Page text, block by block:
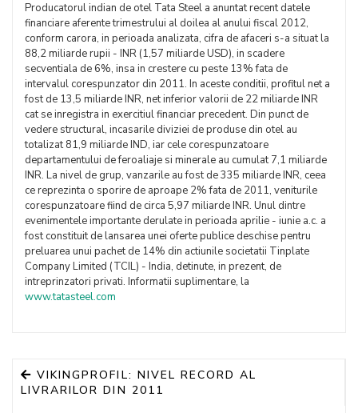
Producatorul indian de otel Tata Steel a anuntat recent datele
financiare aferente trimestrului al doilea al anului fiscal 2012,
conform carora, in perioada analizata, cifra de afaceri s-a situat la
88,2 miliarde rupii - INR (1,57 miliarde USD), in scadere
secventiala de 6%, insa in crestere cu peste 13% fata de
intervalul corespunzator din 2011. In aceste conditii, profitul net a
fost de 13,5 miliarde INR, net inferior valorii de 22 miliarde INR
cat se inregistra in exercitiul financiar precedent. Din punct de
vedere structural, incasarile diviziei de produse din otel au
totalizat 81,9 miliarde IND, iar cele corespunzatoare
departamentului de feroaliaje si minerale au cumulat 7,1 miliarde
INR. La nivel de grup, vanzarile au fost de 335 miliarde INR, ceea
ce reprezinta o sporire de aproape 2% fata de 2011, veniturile
corespunzatoare fiind de circa 5,97 miliarde INR. Unul dintre
evenimentele importante derulate in perioada aprilie - iunie a.c. a
fost constituit de lansarea unei oferte publice deschise pentru
preluarea unui pachet de 14% din actiunile societatii Tinplate
Company Limited (TCIL) - India, detinute, in prezent, de
intreprinzatori privati. Informatii suplimentare, la
www.tatasteel.com
VIKINGPROFIL: NIVEL RECORD AL
LIVRARILOR DIN 2011